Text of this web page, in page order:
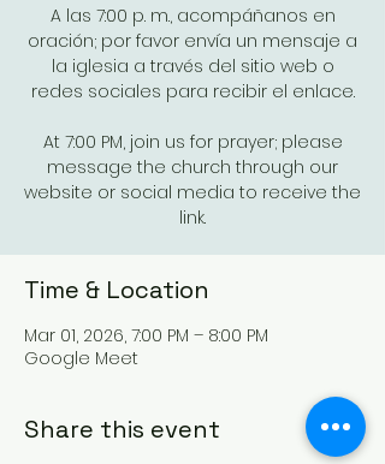
A las 7:00 p. m., acompáñanos en
oración; por favor envía un mensaje a
la iglesia a través del sitio web o
redes sociales para recibir el enlace.
At 7:00 PM, join us for prayer; please
message the church through our
website or social media to receive the
link.
Time & Location
Mar 01, 2026, 7:00 PM – 8:00 PM
Google Meet
Share this event